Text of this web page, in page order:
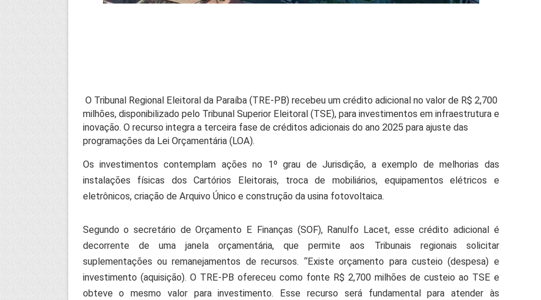
O Tribunal Regional Eleitoral da Paraíba (TRE-PB) recebeu um crédito adicional no valor de R$ 2,700
milhões, disponibilizado pelo Tribunal Superior Eleitoral (TSE), para investimentos em infraestrutura e
inovação. O recurso integra a terceira fase de créditos adicionais do ano 2025 para ajuste das
programações da Lei Orçamentária (LOA).
Os investimentos contemplam ações no 1º grau de Jurisdição, a exemplo de melhorias das
instalações físicas dos Cartórios Eleitorais, troca de mobiliários, equipamentos elétricos e
eletrônicos, criação de Arquivo Único e construção da usina fotovoltaica.
Segundo o secretário de Orçamento E Finanças (SOF), Ranulfo Lacet, esse crédito adicional é
decorrente de uma janela orçamentária, que permite aos Tribunais regionais solicitar
suplementações ou remanejamentos de recursos. “Existe orçamento para custeio (despesa) e
investimento (aquisição). O TRE-PB ofereceu como fonte R$ 2,700 milhões de custeio ao TSE e
obteve o mesmo valor para investimento. Esse recurso será fundamental para atender às